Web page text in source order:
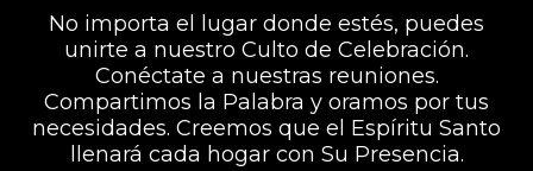
No importa el lugar donde estés, puedes
unirte a nuestro Culto de Celebración.
Conéctate a nuestras reuniones.
Compartimos la Palabra y oramos por tus
necesidades. Creemos que el Espíritu Santo
llenará cada hogar con Su Presencia.